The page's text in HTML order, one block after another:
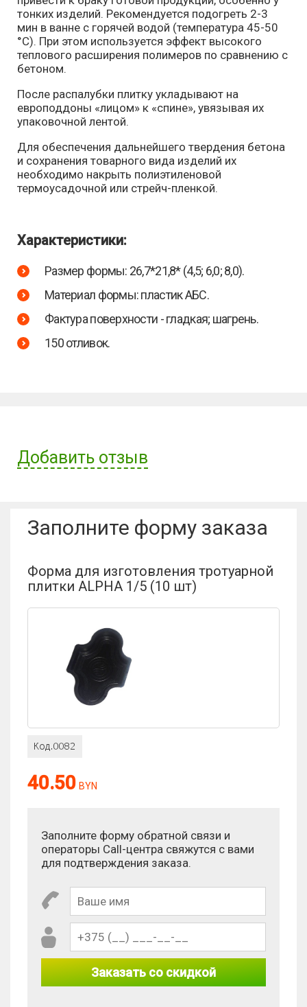
тонких изделий. Рекомендуется подогреть 2-3
мин в ванне с горячей водой (температура 45-50
°С). При этом используется эффект высокого
теплового расширения полимеров по сравнению с
бетоном.
После распалубки плитку укладывают на
европоддоны «лицом» к «спине», увязывая их
упаковочной лентой.
Для обеспечения дальнейшего твердения бетона
и сохранения товарного вида изделий их
необходимо накрыть полиэтиленовой
термоусадочной или стрейч-пленкой.
Характеристики:
Размер формы: 26,7*21,8* (4,5; 6,0; 8,0).
Материал формы: пластик АБС.
Фактура поверхности - гладкая; шагрень.
150 отливок.
Добавить отзыв
Заполните форму заказа
Форма для изготовления тротуарной
плитки ALPHA 1/5 (10 шт)
40.50 BYN
Заполните форму обратной связи и
операторы Call-центра свяжутся с вами
для подтверждения заказа.
Заказать со скидкой